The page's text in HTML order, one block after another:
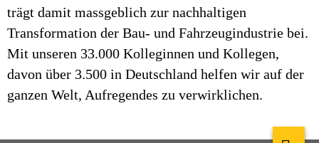
trägt damit massgeblich zur nachhaltigen
Transformation der Bau- und Fahrzeugindustrie bei.
Mit unseren 33.000 Kolleginnen und Kollegen,
davon über 3.500 in Deutschland helfen wir auf der
ganzen Welt, Aufregendes zu verwirklichen.